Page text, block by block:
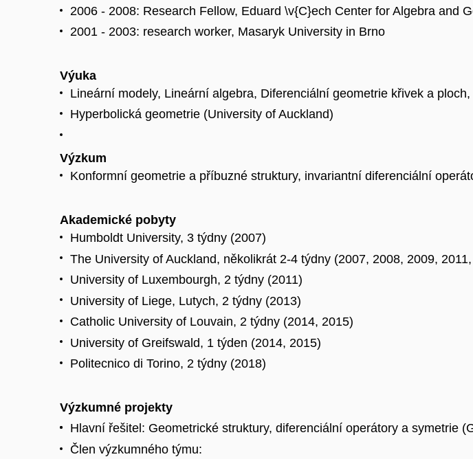
2006 - 2008: Research Fellow, Eduard \v{C}ech Center for Algebra and
2001 - 2003: research worker, Masaryk University in Brno
Výuka
Lineární modely, Lineární algebra, Diferenciální geometrie křivek a
Hyperbolická geometrie (University of Auckland)
Výzkum
Konformní geometrie a příbuzné struktury, invariantní diferenciální
Akademické pobyty
Humboldt University, 3 týdny (2007)
The University of Auckland, několikrát 2-4 týdny (2007, 2008, 2009,
University of Luxembourgh, 2 týdny (2011)
University of Liege, Lutych, 2 týdny (2013)
Catholic University of Louvain, 2 týdny (2014, 2015)
University of Greifswald, 1 týden (2014, 2015)
Politecnico di Torino, 2 týdny (2018)
Výzkumné projekty
Hlavní řešitel: Geometrické struktury, diferenciální operátory a symetrie
Člen výzkumného týmu: